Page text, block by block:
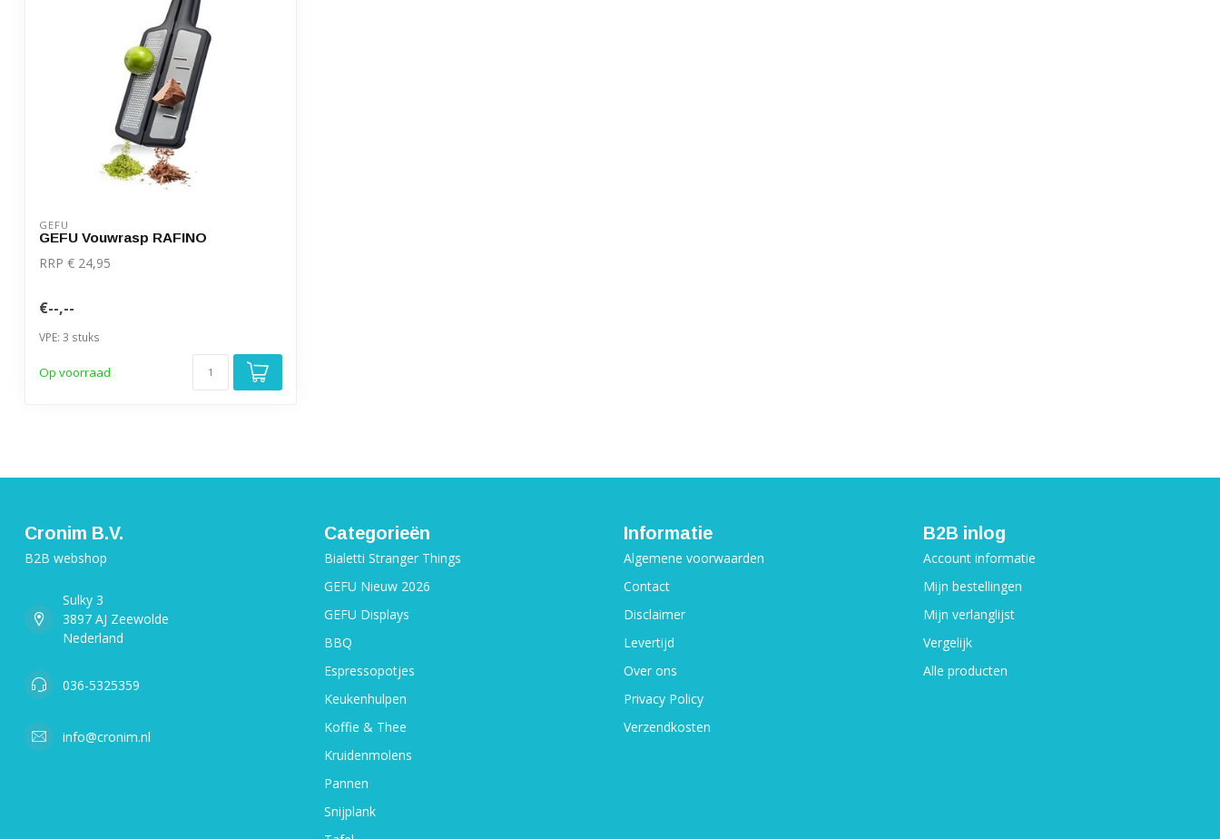
GEFU
GEFU Vouwrasp RAFINO
RRP € 24,95
€--,--
VPE: 3 stuks
Op voorraad
Cronim B.V.
B2B webshop
Sulky 3
3897 AJ Zeewolde
Nederland
036-5325359
info@cronim.nl
Categorieën
Bialetti Stranger Things
GEFU Nieuw 2026
GEFU Displays
BBQ
Espressopotjes
Keukenhulpen
Koffie & Thee
Kruidenmolens
Pannen
Snijplank
Informatie
Algemene voorwaarden
Contact
Disclaimer
Levertijd
Over ons
Privacy Policy
Verzendkosten
B2B inlog
Account informatie
Mijn bestellingen
Mijn verlanglijst
Vergelijk
Alle producten